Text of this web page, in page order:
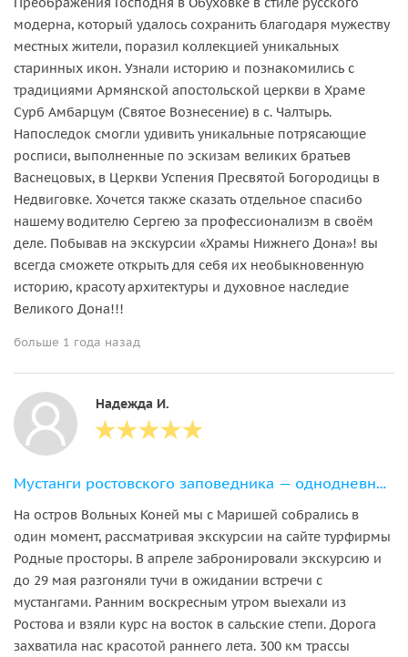
модерна, который удалось сохранить благодаря мужеству
местных жители, поразил коллекцией уникальных
старинных икон. Узнали историю и познакомились с
традициями Армянской апостольской церкви в Храме
Сурб Амбарцум (Святое Вознесение) в с. Чалтырь.
Напоследок смогли удивить уникальные потрясающие
росписи, выполненные по эскизам великих братьев
Васнецовых, в Церкви Успения Пресвятой Богородицы в
Недвиговке. Хочется также сказать отдельное спасибо
нашему водителю Сергею за профессионализм в своём
деле. Побывав на экскурсии «Храмы Нижнего Дона»! вы
всегда сможете открыть для себя их необыкновенную
историю, красоту архитектуры и духовное наследие
Великого Дона!!!
больше 1 года назад
Надежда И.
Мустанги ростовского заповедника — однодневный тур на остров Вольных Коней
​​​​​​​На остров Вольных Коней мы с Маришей собрались в
один момент, рассматривая экскурсии на сайте турфирмы
Родные просторы. В апреле забронировали экскурсию и
до 29 мая разгоняли тучи в ожидании встречи с
мустангами. Ранним воскресным утром выехали из
Ростова и взяли курс на восток в сальские степи. Дорога
захватила нас красотой раннего лета. 300 км трассы